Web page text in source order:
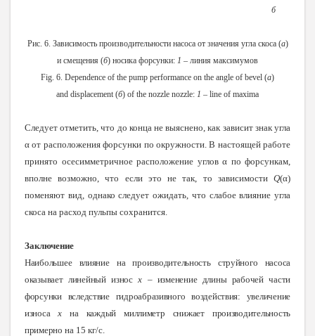
б
Рис. 6. Зависимость производительности насоса от значения угла скоса (а)
и смещения (б) носика форсунки: 1 – линия максимумов
Fig. 6. Dependence of the pump performance on the angle of bevel (a)
and displacement (б) of the nozzle nozzle: 1 – line of maxima
Следует отметить, что до конца не выяснено, как зависит знак угла
α от расположения форсунки по окружности. В настоящей работе
принято осесимметричное расположение углов α по форсункам,
вполне возможно, что если это не так, то зависимости Q(α)
поменяют вид, однако следует ожидать, что слабое влияние угла
скоса на расход пульпы сохранится.
Заключение
Наибольшее влияние на производительность струйного насоса
оказывает линейный износx – изменение длины рабочей части
форсунки вследствие гидроабразивного воздействия: увеличение
износаx на каждый миллиметр снижает производительность
примерно на 15 кг/с.